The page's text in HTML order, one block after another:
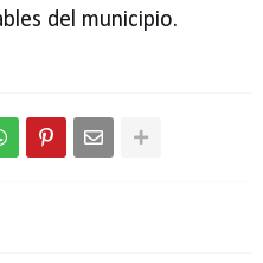
del municipio.